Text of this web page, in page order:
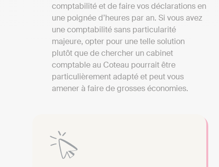
comptabilité et de faire vos déclarations en
une poignée d’heures par an. Si vous avez
une comptabilité sans particularité
majeure, opter pour une telle solution
plutôt que de chercher un cabinet
comptable au Coteau pourrait être
particulièrement adapté et peut vous
amener à faire de grosses économies.